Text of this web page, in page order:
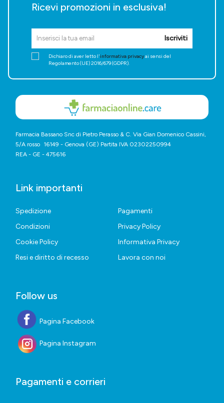
Ricevi promozioni in esclusiva!
Iscriviti
Dichiaro di aver letto l'informativa privacyai sensi del
Regolamento (UE) 2016/679 (GDPR).
Farmacia Bassano Snc di Pietro Perasso & C. Via Gian Domenico Cassini,
5/A rosso 16149 - Genova (GE) Partita IVA 02302250994
REA - GE - 475616
Link importanti
Spedizione
Pagamenti
Condizioni
Privacy Policy
Cookie Policy
Informativa Privacy
Resi e diritto di recesso
Lavora con noi
Follow us
Pagina Facebook
Pagina Instagram
Pagamenti e corrieri